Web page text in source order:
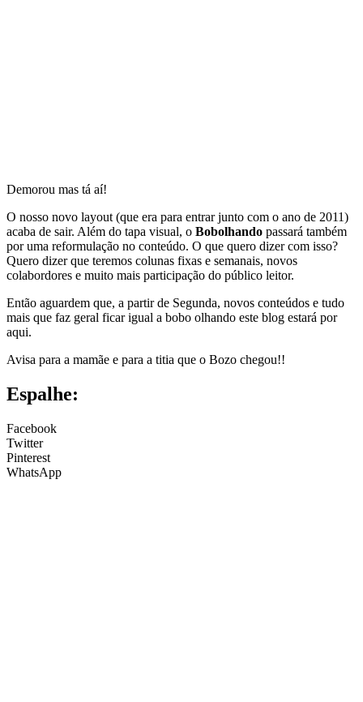
Demorou mas tá aí!
O nosso novo layout (que era para entrar junto com o ano de 2011)
acaba de sair. Além do tapa visual, o Bobolhando passará também
por uma reformulação no conteúdo. O que quero dizer com isso?
Quero dizer que teremos colunas fixas e semanais, novos
colabordores e muito mais participação do público leitor.
Então aguardem que, a partir de Segunda, novos conteúdos e tudo
mais que faz geral ficar igual a bobo olhando este blog estará por
aqui.
Avisa para a mamãe e para a titia que o Bozo chegou!!
Espalhe:
Facebook
Twitter
Pinterest
WhatsApp